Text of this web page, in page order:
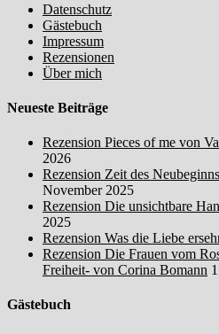
Datenschutz
Gästebuch
Impressum
Rezensionen
Über mich
Neueste Beiträge
Rezension Pieces of me von
2026
Rezension Zeit des
November 2025
Rezension Die unsichtbare
2025
Rezension Was die Liebe
Rezension Die Frauen vom
Freiheit- von Corina Bomann
Gästebuch